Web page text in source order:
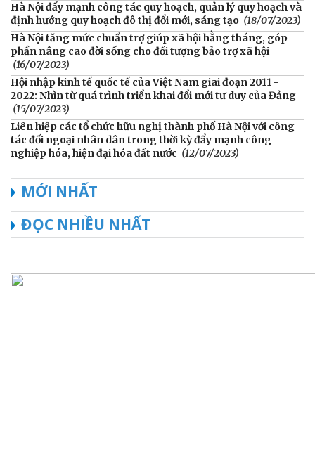
Hà Nội đẩy mạnh công tác quy hoạch, quản lý quy hoạch và
định hướng quy hoạch đô thị đổi mới, sáng tạo (18/07/2023)
Hà Nội tăng mức chuẩn trợ giúp xã hội hằng tháng, góp
phần nâng cao đời sống cho đối tượng bảo trợ xã hội
(16/07/2023)
Hội nhập kinh tế quốc tế của Việt Nam giai đoạn 2011 -
2022: Nhìn từ quá trình triển khai đổi mới tư duy của Đảng
(15/07/2023)
Liên hiệp các tổ chức hữu nghị thành phố Hà Nội với công
tác đối ngoại nhân dân trong thời kỳ đẩy mạnh công
nghiệp hóa, hiện đại hóa đất nước (12/07/2023)
MỚI NHẤT
ĐỌC NHIỀU NHẤT